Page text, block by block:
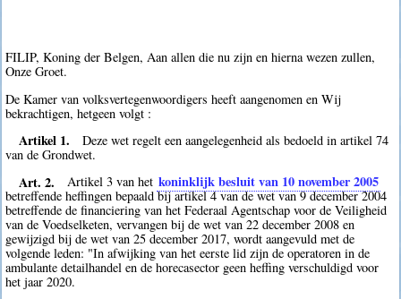
FILIP, Koning der Belgen, Aan allen die nu zijn en hierna wezen zullen,
Onze Groet.
De Kamer van volksvertegenwoordigers heeft aangenomen en Wij
bekrachtigen, hetgeen volgt :
Artikel 1.
Deze wet regelt een aangelegenheid als bedoeld in artikel 74
van de Grondwet.
Art. 2. Artikel 3 van het koninklijk besluit van 10 november 2005
betreffende heffingen bepaald bij artikel 4 van de wet van 9 december 2004
betreffende de financiering van het Federaal Agentschap voor de Veiligheid
van de Voedselketen, vervangen bij de wet van 22 december 2008 en
gewijzigd bij de wet van 25 december 2017, wordt aangevuld met de
volgende leden: "In afwijking van het eerste lid zijn de operatoren in de
ambulante detailhandel en de horecasector geen heffing verschuldigd voor
het jaar 2020.